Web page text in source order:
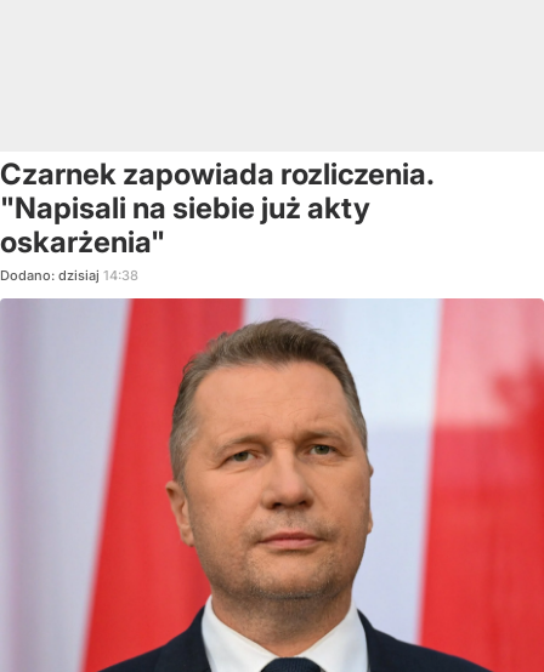
Czarnek zapowiada rozliczenia.
"Napisali na siebie już akty
oskarżenia"
Dodano: dzisiaj 14:38